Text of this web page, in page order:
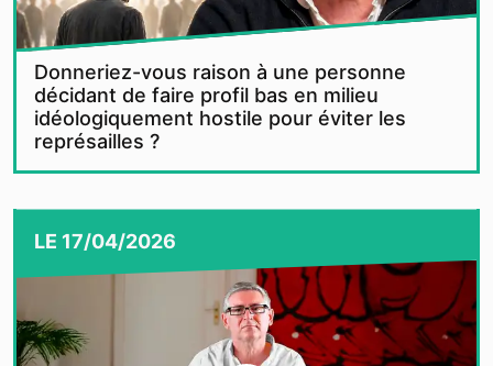
Donneriez-vous raison à une personne
décidant de faire profil bas en milieu
idéologiquement hostile pour éviter les
représailles ?
LE 17/04/2026